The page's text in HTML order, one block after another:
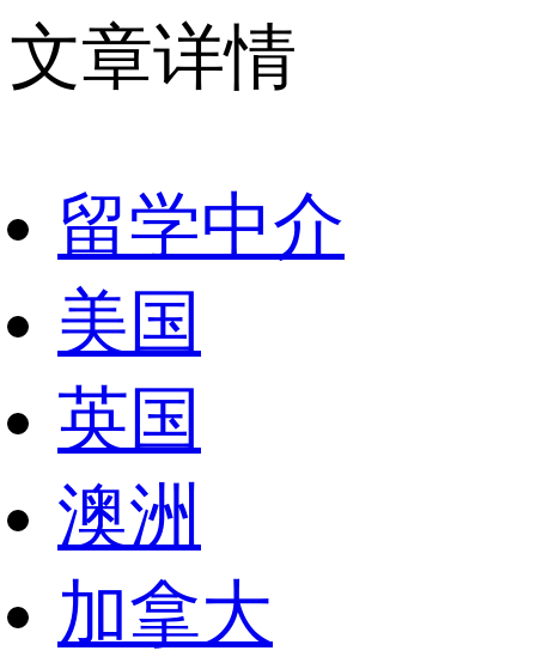
文章详情
留学中介
美国
英国
澳洲
加拿大